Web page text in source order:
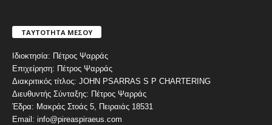
ΤΑΥΤΟΤΗΤΑ ΜΕΣΟΥ
Ιδιοκτησία: Πέτρος Ψαρράς
Επιχείρηση: Πέτρος Ψαρράς
Διακριτικός τίτλος: JOHN PSARRAS S P CHARTERING
Διευθυντής Σύνταξης: Πέτρος Ψαρράς
Έδρα: Μακράς Στοάς 5, Πειραιάς 18531
Email: info@pireaspiraeus.com